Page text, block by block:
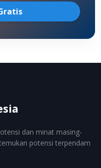
dan minat masing-
potensi terpendam